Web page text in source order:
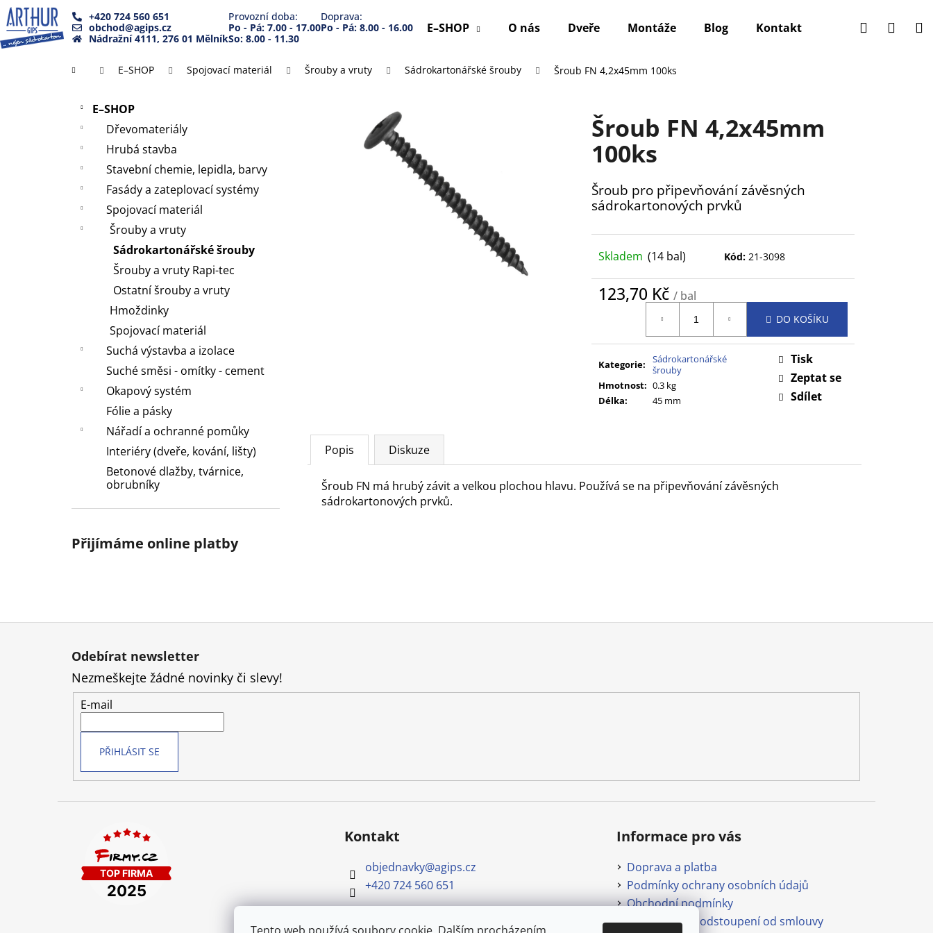
Přejít
na
obsah
E–SHOP O nás Dveře Montáže Blog Kontakt Hledat
+420 724 560 651
obchod@agips.cz
Nádražní 4111, 276 01 Mělník
Provozní doba:
Po - Pá: 7.00 - 17.00
So: 8.00 - 11.30
Doprava:
Po - Pá: 8.00 - 16.00
Domů E–SHOP Spojovací materiál Šrouby a vruty Sádrokartonářské šrouby Šroub FN 4,2x45mm 100ks
Přeskočit
kategorie
E–SHOP
Dřevomateriály
Hrubá stavba
Stavební chemie, lepidla, barvy
Fasády a zateplovací systémy
Spojovací materiál
Šrouby a vruty
Sádrokartonářské šrouby
Šrouby a vruty Rapi-tec
Ostatní šrouby a vruty
Hmoždinky
Spojovací materiál
Suchá výstavba a izolace
Suché směsi - omítky - cement
Okapový systém
Fólie a pásky
Nářadí a ochranné pomůky
Interiéry (dveře, kování, lišty)
Betonové dlažby, tvárnice,
obrubníky
Přijímáme online platby
Šroub FN 4,2x45mm
100ks
Šroub pro připevňování závěsných
sádrokartonových prvků
Skladem (14 bal) Kód: 21-3098
123,70 Kč / bal
DO KOŠÍKU
Kategorie:
Sádrokartonářské
šrouby
Hmotnost: 0.3 kg
Délka: 45 mm
Tisk
Zeptat se
Sdílet
Popis Diskuze
Šroub FN má hrubý závit a velkou plochou hlavu. Používá se na připevňování závěsných
sádrokartonových prvků.
K
o
š
Zpět
Zpět
Co potřebujete najít?
Doporučujeme
Z
Odebírat newsletter
Nezmeškejte žádné novinky či slevy!
E-mail
PŘIHLÁSIT SE
Kontakt
objednavky@agips.cz
+420 724 560 651
Informace pro vás
Doprava a platba
Podmínky ochrany osobních údajů
Obchodní podmínky
Formulář pro odstoupení od smlouvy